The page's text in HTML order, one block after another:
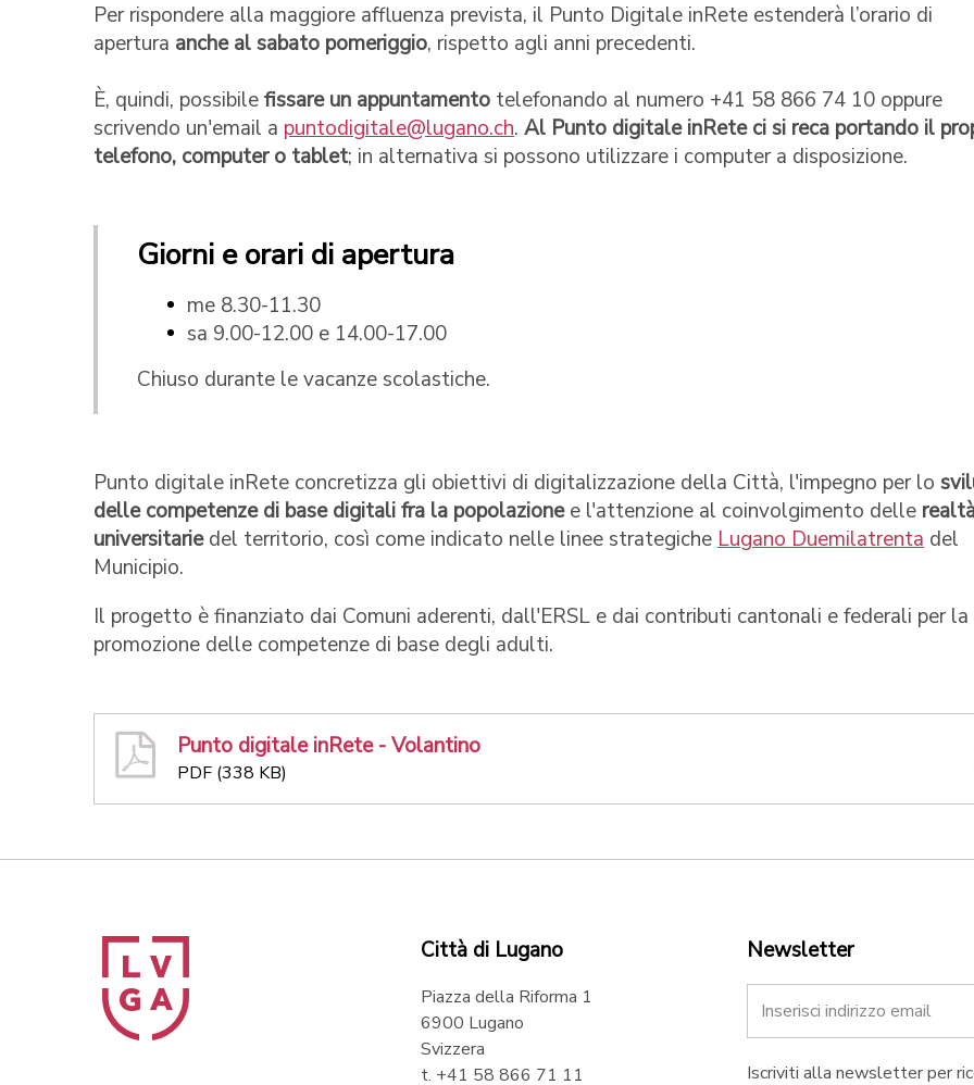
Per rispondere alla maggiore affluenza prevista, il Punto Digitale inRete estenderà l’orario di
apertura anche al sabato pomeriggio, rispetto agli anni precedenti.
È, quindi, possibilefissare un appuntamento telefonando al numero +41 58 866 74 10 oppure
scrivendo un'email a puntodigitale@lugano.ch. Al Punto digitale inRete ci si reca portando il
telefono, computer o tablet; in alternativa si possono utilizzare i computer a disposizione.
Giorni e orari di apertura
me 8.30-11.30
sa 9.00-12.00 e 14.00-17.00
Chiuso durante le vacanze scolastiche.
Punto digitale inRete concretizza gli obiettivi di digitalizzazione della Città, l'impegno per lo
delle competenze di base digitali fra la popolazionee l'attenzione al coinvolgimento delle
universitariedel territorio, così come indicato nelle linee strategiche Lugano Duemilatrenta del
Municipio.
Il progetto è finanziato dai Comuni aderenti, dall'ERSL e dai contributi cantonali e federali per la
promozione delle competenze di base degli adulti.
Punto digitale inRete - Volantino
PDF (338 KB)
Città di Lugano
Piazza della Riforma 1
6900 Lugano
Svizzera
t. +41 58 866 71 11
Newsletter
Iscriviti alla newsletter per